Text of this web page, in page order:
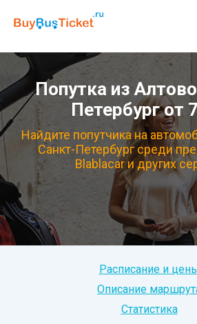
Попутка из
Петербург от
Найдите попутчика на
Санкт-Петербург среди
Blablacar и других
Расписание и
Описание
Статистика